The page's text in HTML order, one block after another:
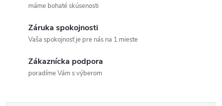
máme bohaté skúsenosti
Záruka spokojnosti
Vaša spokojnosť je pre nás na 1.mieste
Zákaznícka podpora
poradíme Vám s výberom